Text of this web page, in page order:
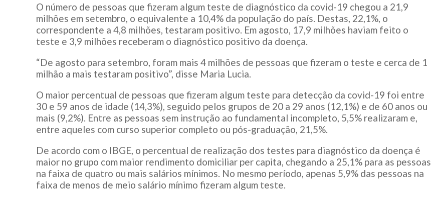
O número de pessoas que fizeram algum teste de diagnóstico da covid-19 chegou a 21,9
milhões em setembro, o equivalente a 10,4% da população do país. Destas, 22,1%, o
correspondente a 4,8 milhões, testaram positivo. Em agosto, 17,9 milhões haviam feito o
teste e 3,9 milhões receberam o diagnóstico positivo da doença.
“De agosto para setembro, foram mais 4 milhões de pessoas que fizeram o teste e cerca de 1
milhão a mais testaram positivo”, disse Maria Lucia.
O maior percentual de pessoas que fizeram algum teste para detecção da covid-19 foi entre
30 e 59 anos de idade (14,3%), seguido pelos grupos de 20 a 29 anos (12,1%) e de 60 anos ou
mais (9,2%). Entre as pessoas sem instrução ao fundamental incompleto, 5,5% realizaram e,
entre aqueles com curso superior completo ou pós-graduação, 21,5%.
De acordo com o IBGE, o percentual de realização dos testes para diagnóstico da doença é
maior no grupo com maior rendimento domiciliar per capita, chegando a 25,1% para as pessoas
na faixa de quatro ou mais salários mínimos. No mesmo período, apenas 5,9% das pessoas na
faixa de menos de meio salário mínimo fizeram algum teste.